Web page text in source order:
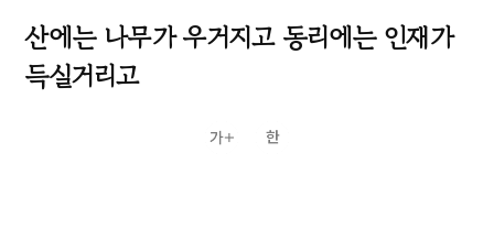
산에는 나무가 우거지고 동리에는 인재가
득실거리고